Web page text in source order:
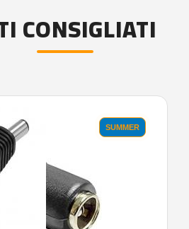
CONSIGLIATI
SUMMER